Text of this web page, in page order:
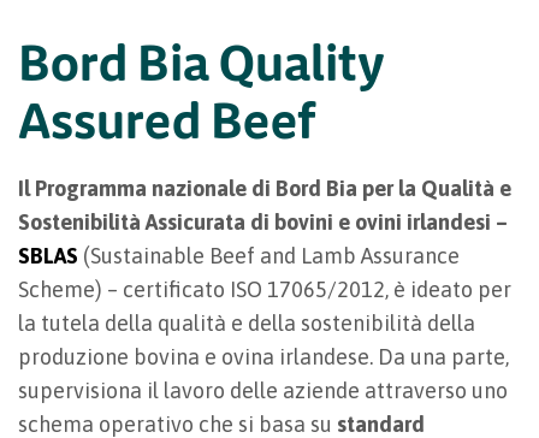
Bord Bia Quality
Assured Beef
Il Programma nazionale di Bord Bia per la Qualità e
Sostenibilità Assicurata di bovini e ovini irlandesi –
SBLAS (Sustainable Beef and Lamb Assurance
Scheme) – certificato ISO 17065/2012, è ideato per
la tutela della qualità e della sostenibilità della
produzione bovina e ovina irlandese. Da una parte,
supervisiona il lavoro delle aziende attraverso uno
schema operativo che si basa su standard